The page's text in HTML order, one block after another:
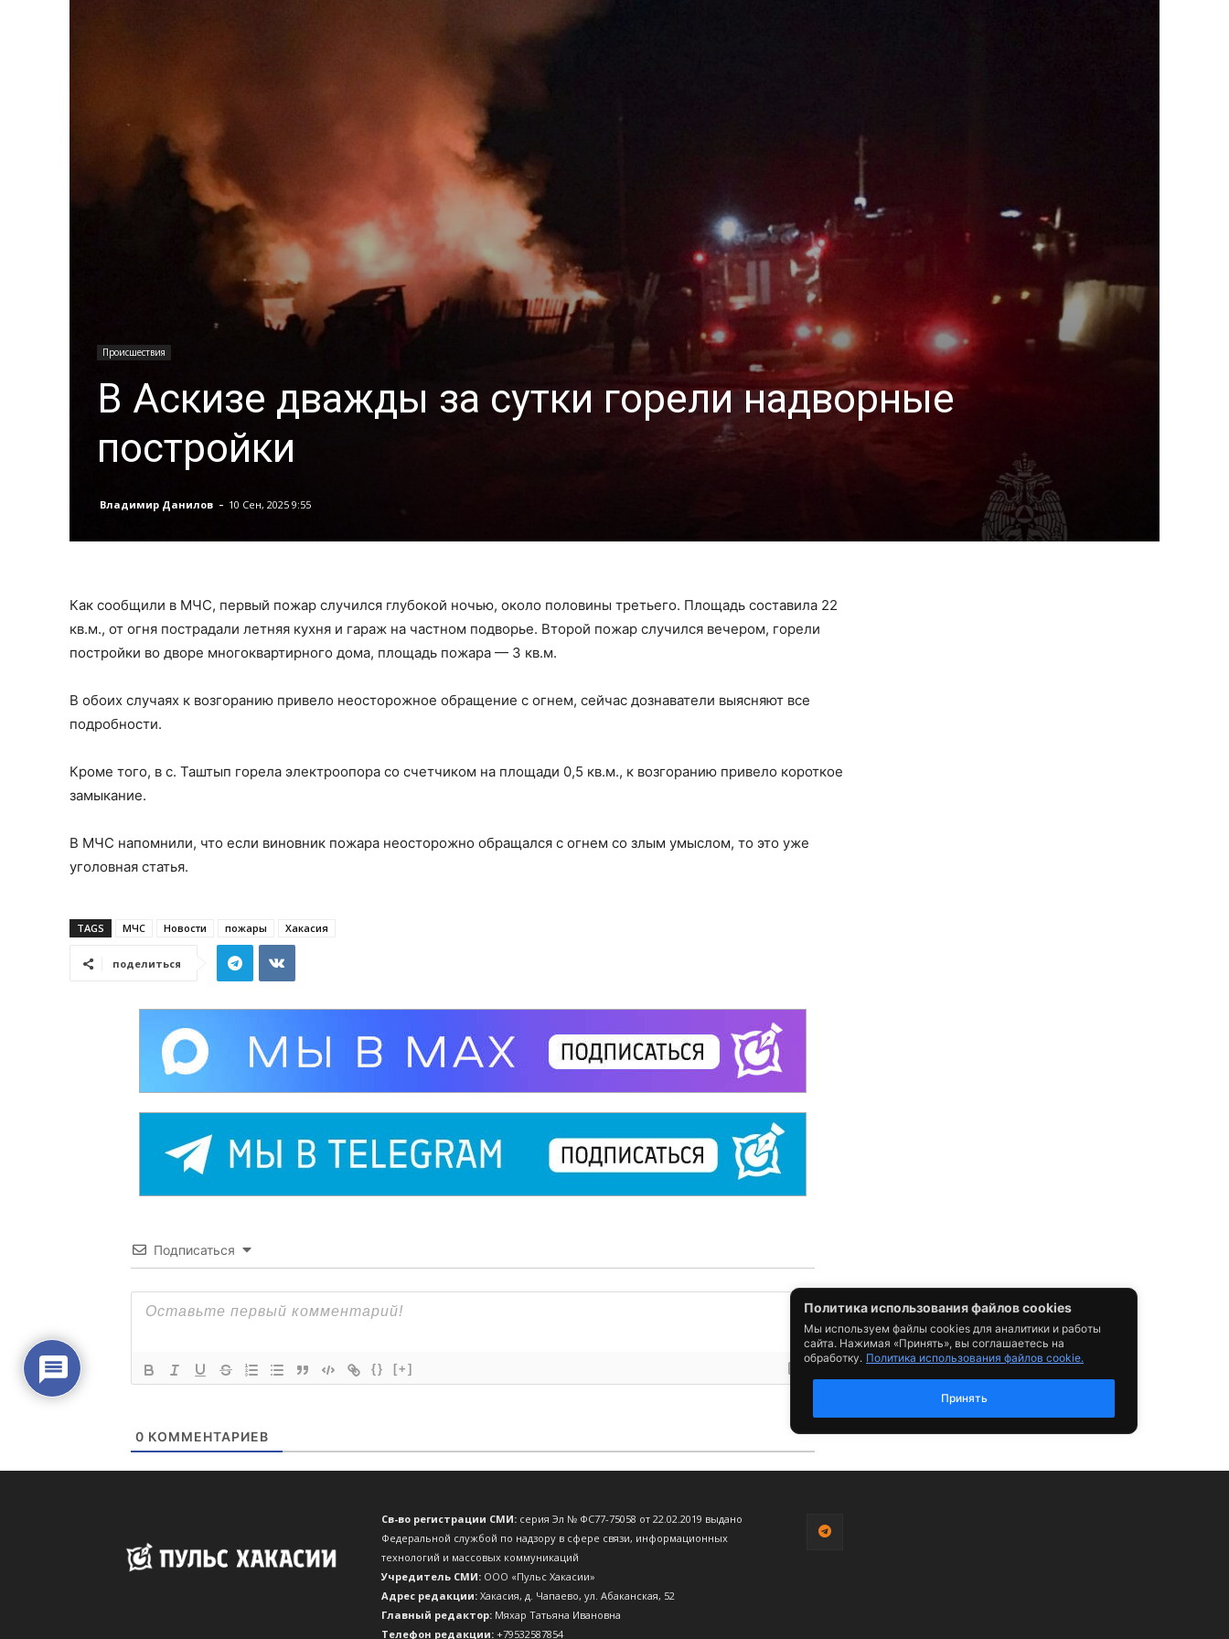
Св-во регистрации СМИ: серия Эл № ФС77-75058 от 22.02.2019 выдано
Федеральной службой по надзору в сфере связи, информационных
технологий и массовых коммуникаций
Учредитель СМИ: ООО «Пульс Хакасии»
Адрес редакции: Хакасия, д. Чапаево, ул. Абаканская, 52
Главный редактор: Мяхар Татьяна Ивановна
Телефон редакции: +79532587854